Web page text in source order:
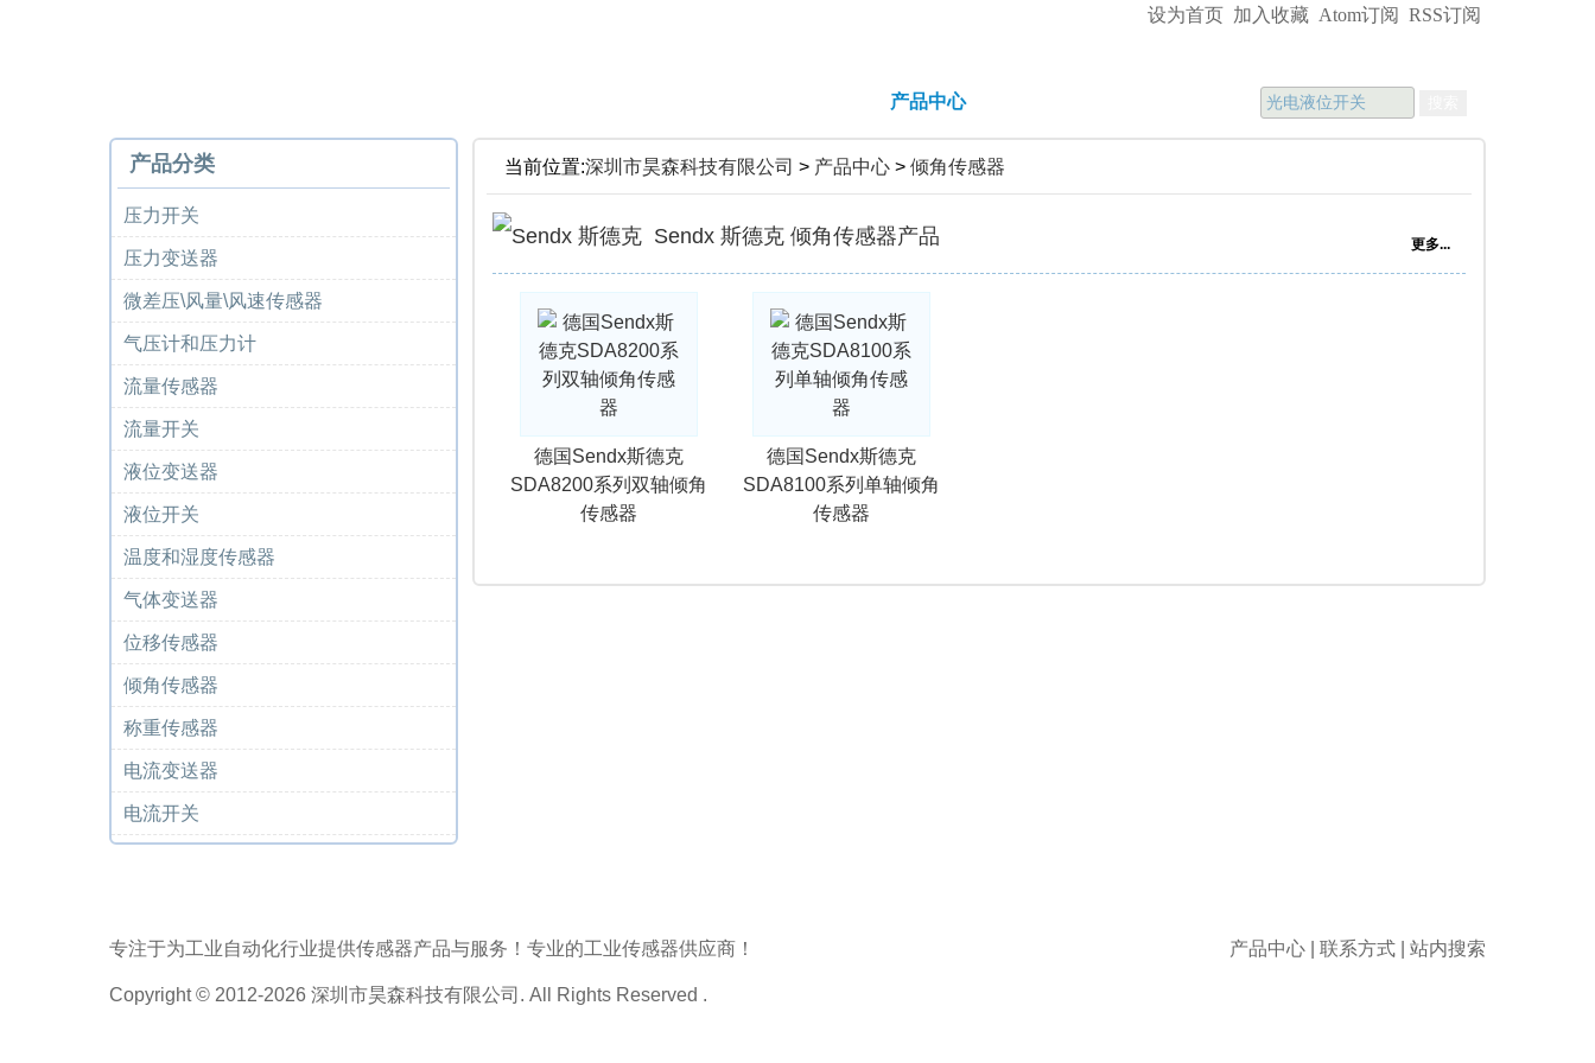
设为首页 加入收藏 Atom订阅 RSS订阅
产品中心
当前位置:深圳市昊森科技有限公司 > 产品中心 > 倾角传感器
Sendx 斯德克 倾角传感器产品 更多...
德国Sendx斯德克
SDA8200系列双轴倾角
传感器
德国Sendx斯德克
SDA8100系列单轴倾角
传感器
产品分类
压力开关
压力变送器
微差压\风量\风速传感器
气压计和压力计
流量传感器
流量开关
液位变送器
液位开关
温度和湿度传感器
气体变送器
位移传感器
倾角传感器
称重传感器
电流变送器
电流开关
专注于为工业自动化行业提供传感器产品与服务！专业的工业传感器供应商！
Copyright © 2012-2026 深圳市昊森科技有限公司. All Rights Reserved .
产品中心 联系方式 站内搜索